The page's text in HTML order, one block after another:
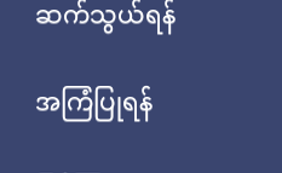
ဆက်သွယ်ရန်
အကြံပြုရန်